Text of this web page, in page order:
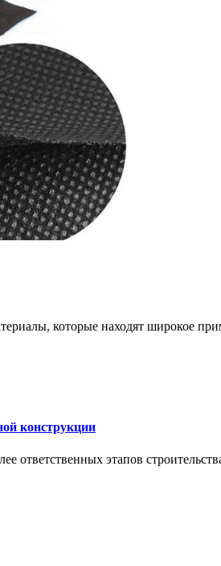
которые находят широкое
конструкции
этапов